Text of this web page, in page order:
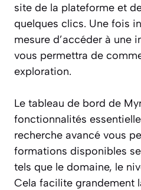
site de la plateforme et
quelques clics. Une fois
mesure d’accéder à une
vous permettra de
exploration.
Le tableau de bord de
fonctionnalités
recherche avancé vous
formations disponibles
tels que le domaine, le
Cela facilite grandement